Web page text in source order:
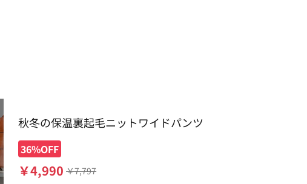
秋冬の保温裏起毛ニットワイドパンツ
36%OFF
￥4,990 ￥7,797